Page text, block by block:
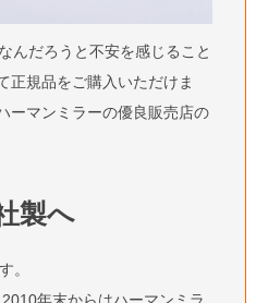
んだろうと不安を感じること
正規品をご購入いただけま
ーマンミラーの優良販売店の
製へ
。
年末からはハーマンミラ